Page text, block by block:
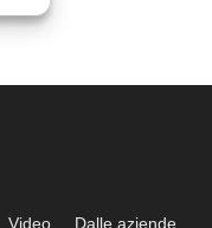
Video Dalle aziende